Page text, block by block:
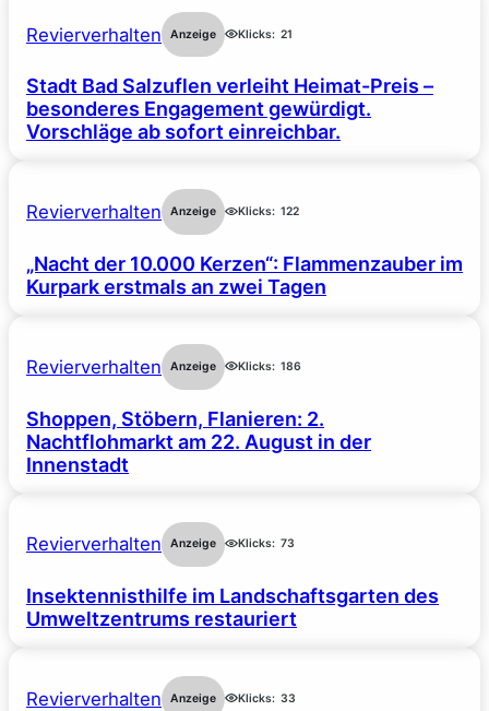
Revierverhalten Anzeige Klicks: 21
Stadt Bad Salzuflen verleiht Heimat-Preis –
besonderes Engagement gewürdigt.
Vorschläge ab sofort einreichbar.
Revierverhalten Anzeige Klicks: 122
„Nacht der 10.000 Kerzen“: Flammenzauber im
Kurpark erstmals an zwei Tagen
Revierverhalten Anzeige Klicks: 186
Shoppen, Stöbern, Flanieren: 2.
Nachtflohmarkt am 22. August in der
Innenstadt
Revierverhalten Anzeige Klicks: 73
Insektennisthilfe im Landschaftsgarten des
Umweltzentrums restauriert
Revierverhalten Anzeige Klicks: 33